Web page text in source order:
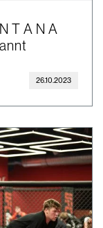
T A N A
26.10.2023